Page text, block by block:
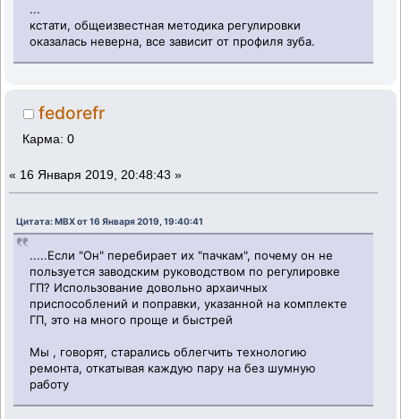
...
кстати, общеизвестная методика регулировки
оказалась неверна, все зависит от профиля зуба.
fedorefr
Карма: 0
« 16 Января 2019, 20:48:43 »
Цитата: MBX от 16 Января 2019, 19:40:41
.....Если "Он" перебирает их "пачкам", почему он не
пользуется заводским руководством по регулировке
ГП? Использование довольно архаичных
приспособлений и поправки, указанной на комплекте
ГП, это на много проще и быстрей
Мы , говорят, старались облегчить технологию
ремонта, откатывая каждую пару на без шумную
работу